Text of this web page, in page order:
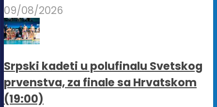
09/08/2026
Srpski kadeti u polufinalu Svetskog
prvenstva, za finale sa Hrvatskom
(19:00)